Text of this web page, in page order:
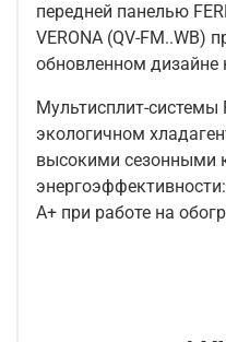
передней панелью
VERONA (QV-FM..WB)
обновленном дизайне
Мультисплит-системы
экологичном
высокими сезонными
A+ при работе на